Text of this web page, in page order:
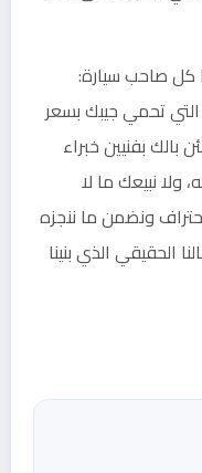
كل صاحب سيارة:
تحمي جيبك بسعر
بفنيين خبراء
نبيعك ما لا
ونضمن ما ننجزه
الحقيقي الذي بنينا